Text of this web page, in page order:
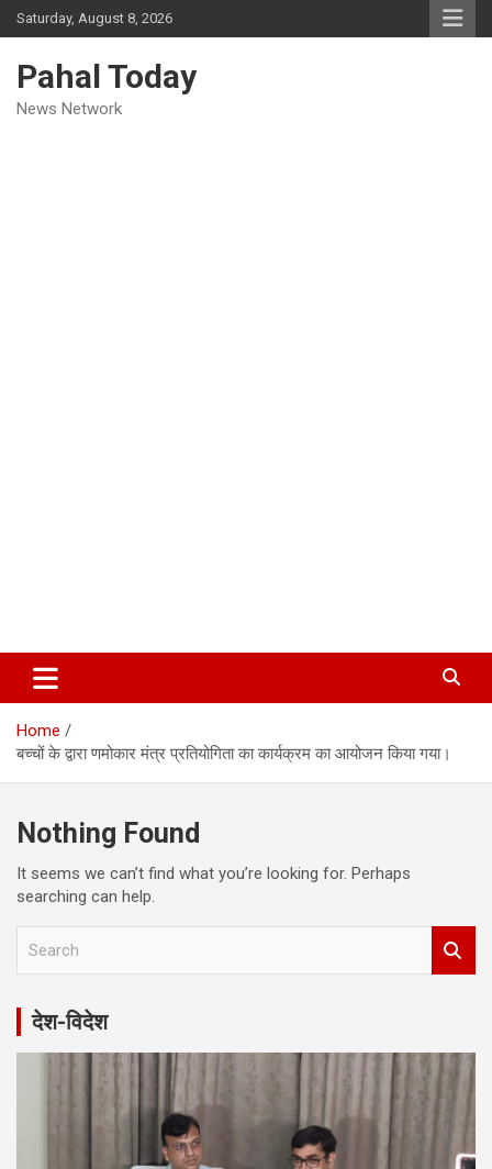
Skip
to
Saturday, August 8, 2026
Pahal Today
News Network
Home
बच्चों के द्वारा णमोकार मंत्र प्रतियोगिता का कार्यक्रम का आयोजन किया गया।
Nothing Found
It seems we can’t find what you’re looking for. Perhaps
searching can help.
r
h
देश-विदेश